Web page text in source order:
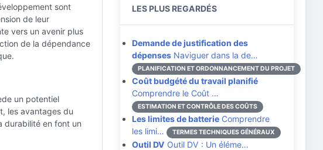
sont
de leur
vers un avenir plus
de la dépendance
un potentiel
les avantages du
durabilité en font un
LES PLUS REGARDÉS
Demande de justification des
dépenses Naviguer dans la de…
PLANIFICATION ET ORDONNANCEMENT DU PROJET
Coût budgété du travail planifié
Comprendre le Coût …
ESTIMATION ET CONTRÔLE DES COÛTS
Les limites de batterie Comprendre
les limi…
TERMES TECHNIQUES GÉNÉRAUX
Outil DV Outil DV : Un éléme…